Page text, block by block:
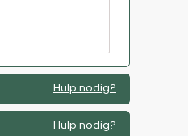
Hulp nodig?
Hulp nodig?